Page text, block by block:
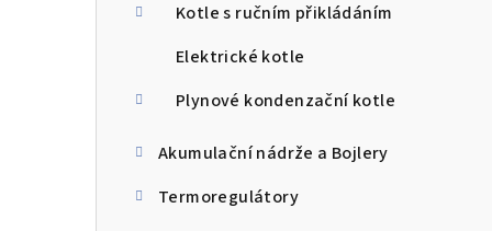
Kotle s ručním přikládáním
Elektrické kotle
Plynové kondenzační kotle
Akumulační nádrže a Bojlery
Termoregulátory